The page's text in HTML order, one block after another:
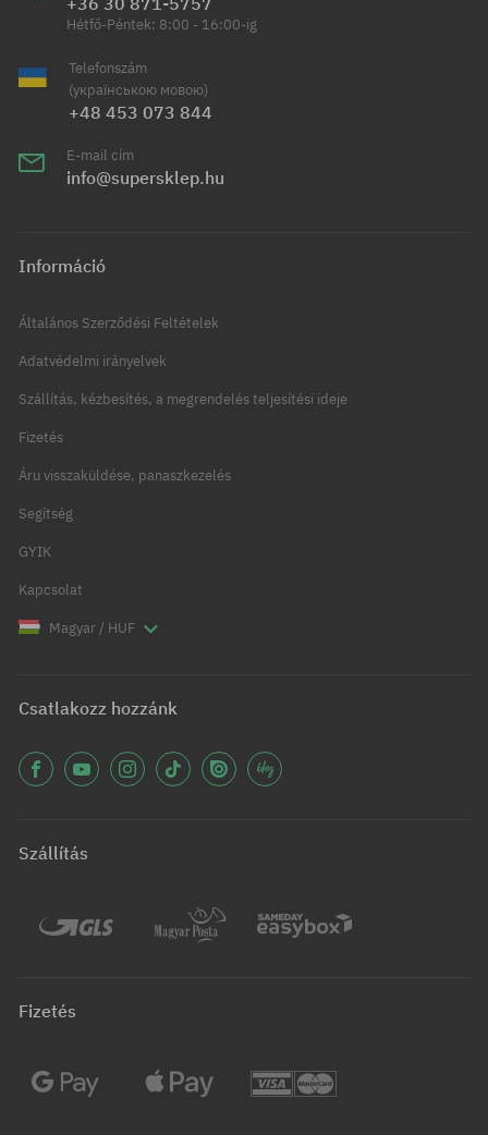
Hétfő-Péntek: 8:00 - 16:00-ig
Telefonszám
(українською мовою)
+48 453 073 844
E-mail cím
info@supersklep.hu
Információ
Általános Szerződési Feltételek
Adatvédelmi irányelvek
Szállítás, kézbesítés, a megrendelés teljesítési ideje
Fizetés
Áru visszaküldése, panaszkezelés
Segítség
GYIK
Kapcsolat
Magyar / HUF
Csatlakozz hozzánk
Szállítás
Fizetés